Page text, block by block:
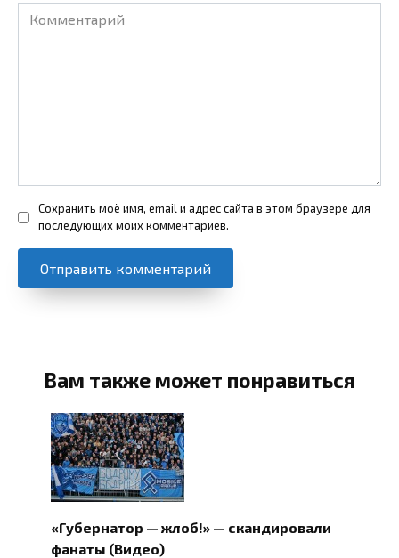
Комментарий
Сохранить моё имя, email и адрес сайта в этом браузере для
последующих моих комментариев.
Вам также может понравиться
«Губернатор — жлоб!» — скандировали
фанаты (Видео)